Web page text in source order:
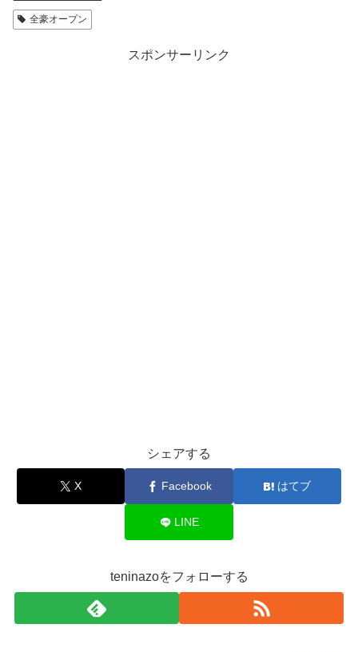
全豪オープン
スポンサーリンク
シェアする
X Facebook はてブ
LINE
teninazoをフォローする